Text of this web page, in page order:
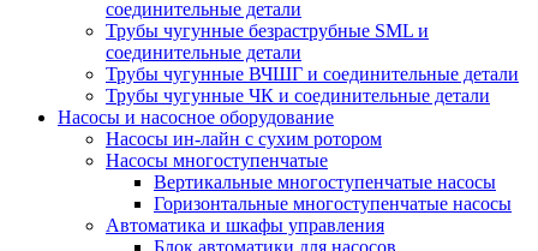
соединительные детали
Трубы чугунные безраструбные SML и
соединительные детали
Трубы чугунные ВЧШГ и соединительные детали
Трубы чугунные ЧК и соединительные детали
Насосы и насосное оборудование
Насосы ин-лайн с сухим ротором
Насосы многоступенчатые
Вертикальные многоступенчатые насосы
Горизонтальные многоступенчатые насосы
Автоматика и шкафы управления
Блок автоматики для насосов